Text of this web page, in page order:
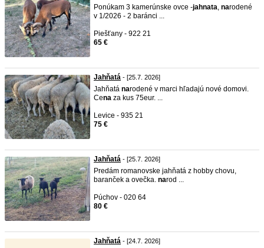
Ponúkam 3 kamerúnske ovce -jahnata, narodené
v 1/2026 - 2 baránci ...
Piešťany - 922 21
65 €
Jahňatá - [25.7. 2026]
Jahňatá narodené v marci hľadajú nové domovi.
Cena za kus 75eur. ...
Levice - 935 21
75 €
Jahňatá - [25.7. 2026]
Predám romanovske jahňatá z hobby chovu,
baranček a ovečka. narod ...
Púchov - 020 64
80 €
Jahňatá - [24.7. 2026]